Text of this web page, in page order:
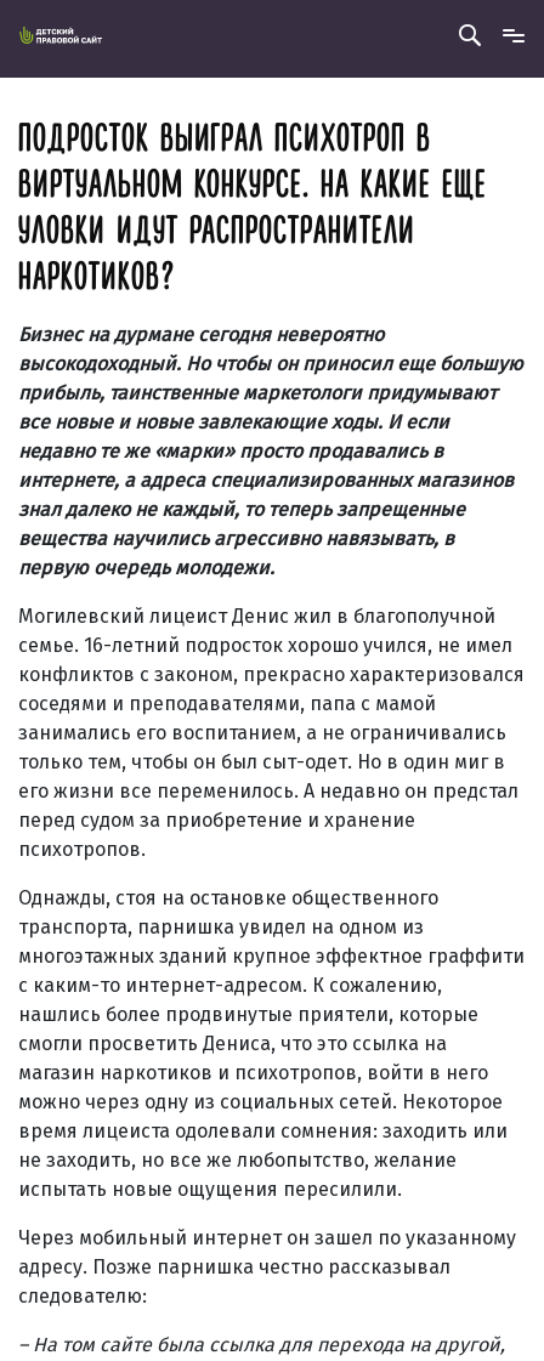
ПОДРОСТОК ВЫИГРАЛ ПСИХОТРОП В
ВИРТУАЛЬНОМ КОНКУРСЕ. НА КАКИЕ ЕЩЕ
УЛОВКИ ИДУТ РАСПРОСТРАНИТЕЛИ
НАРКОТИКОВ?
Бизнес на дурмане сегодня невероятно
высокодоходный. Но чтобы он приносил еще большую
прибыль, таинственные маркетологи придумывают
все новые и новые завлекающие ходы. И если
недавно те же «марки» просто продавались в
интернете, а адреса специализированных магазинов
знал далеко не каждый, то теперь запрещенные
вещества научились агрессивно навязывать, в
первую очередь молодежи.
Могилевский лицеист Денис жил в благополучной
семье. 16-летний подросток хорошо учился, не имел
конфликтов с законом, прекрасно характеризовался
соседями и преподавателями, папа с мамой
занимались его воспитанием, а не ограничивались
только тем, чтобы он был сыт-одет. Но в один миг в
его жизни все переменилось. А недавно он предстал
перед судом за приобретение и хранение
психотропов.
Однажды, стоя на остановке общественного
транспорта, парнишка увидел на одном из
многоэтажных зданий крупное эффектное граффити
с каким-то интернет-адресом. К сожалению,
нашлись более продвинутые приятели, которые
смогли просветить Дениса, что это ссылка на
магазин наркотиков и психотропов, войти в него
можно через одну из социальных сетей. Некоторое
время лицеиста одолевали сомнения: заходить или
не заходить, но все же любопытство, желание
испытать новые ощущения пересилили.
Через мобильный интернет он зашел по указанному
адресу. Позже парнишка честно рассказывал
следователю:
– На том сайте была ссылка для перехода на другой,